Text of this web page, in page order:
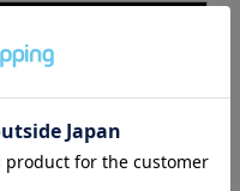
44
47
50 62